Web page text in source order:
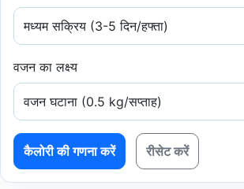
वजन का लक्ष्य
कैलोरी की गणना करें रीसेट करें